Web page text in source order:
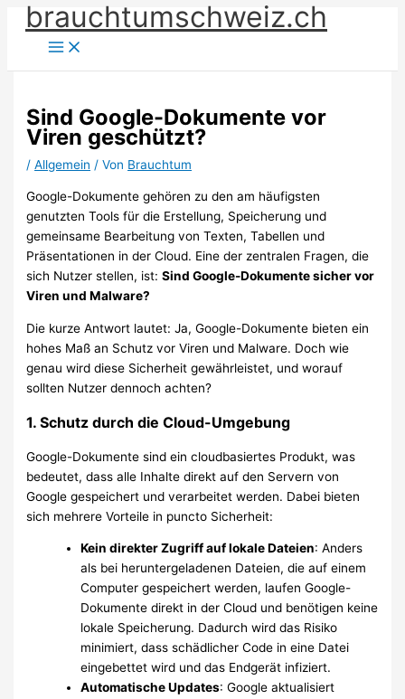
Zum
Inhalt
springen
brauchtumschweiz.ch
Sind Google-Dokumente vor
Viren geschützt?
/Allgemein / Von Brauchtum
Google-Dokumente gehören zu den am häufigsten
genutzten Tools für die Erstellung, Speicherung und
gemeinsame Bearbeitung von Texten, Tabellen und
Präsentationen in der Cloud. Eine der zentralen Fragen, die
sich Nutzer stellen, ist:Sind Google-Dokumente sicher vor
Viren und Malware?
Die kurze Antwort lautet: Ja, Google-Dokumente bieten ein
hohes Maß an Schutz vor Viren und Malware. Doch wie
genau wird diese Sicherheit gewährleistet, und worauf
sollten Nutzer dennoch achten?
1. Schutz durch die Cloud-Umgebung
Google-Dokumente sind ein cloudbasiertes Produkt, was
bedeutet, dass alle Inhalte direkt auf den Servern von
Google gespeichert und verarbeitet werden. Dabei bieten
sich mehrere Vorteile in puncto Sicherheit:
Kein direkter Zugriff auf lokale Dateien: Anders
als bei heruntergeladenen Dateien, die auf einem
Computer gespeichert werden, laufen Google-
Dokumente direkt in der Cloud und benötigen keine
lokale Speicherung. Dadurch wird das Risiko
minimiert, dass schädlicher Code in eine Datei
eingebettet wird und das Endgerät infiziert.
Automatische Updates: Google aktualisiert